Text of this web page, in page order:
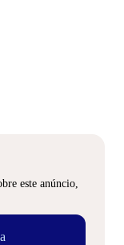
este anúncio,